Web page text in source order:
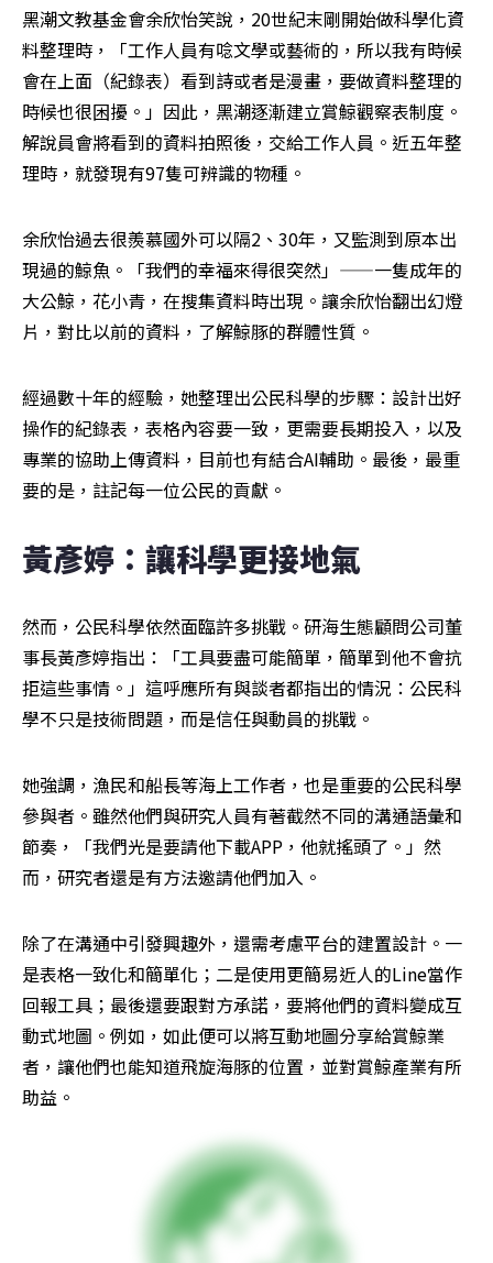
黑潮文教基金會余欣怡笑說，20世紀末剛開始做科學化資
料整理時，「工作人員有唸文學或藝術的，所以我有時候
會在上面（紀錄表）看到詩或者是漫畫，要做資料整理的
時候也很困擾。」因此，黑潮逐漸建立賞鯨觀察表制度。
解說員會將看到的資料拍照後，交給工作人員。近五年整
理時，就發現有97隻可辨識的物種。
余欣怡過去很羨慕國外可以隔2、30年，又監測到原本出
現過的鯨魚。「我們的幸福來得很突然」——一隻成年的
大公鯨，花小青，在搜集資料時出現。讓余欣怡翻出幻燈
片，對比以前的資料，了解鯨豚的群體性質。
經過數十年的經驗，她整理出公民科學的步驟：設計出好
操作的紀錄表，表格內容要一致，更需要長期投入，以及
專業的協助上傳資料，目前也有結合AI輔助。最後，最重
要的是，註記每一位公民的貢獻。
黃彥婷：讓科學更接地氣
然而，公民科學依然面臨許多挑戰。研海生態顧問公司董
事長黃彥婷指出：「工具要盡可能簡單，簡單到他不會抗
拒這些事情。」這呼應所有與談者都指出的情況：公民科
學不只是技術問題，而是信任與動員的挑戰。
她強調，漁民和船長等海上工作者，也是重要的公民科學
參與者。雖然他們與研究人員有著截然不同的溝通語彙和
節奏，「我們光是要請他下載APP，他就搖頭了。」然
而，研究者還是有方法邀請他們加入。
除了在溝通中引發興趣外，還需考慮平台的建置設計。一
是表格一致化和簡單化；二是使用更簡易近人的Line當作
回報工具；最後還要跟對方承諾，要將他們的資料變成互
動式地圖。例如，如此便可以將互動地圖分享給賞鯨業
者，讓他們也能知道飛旋海豚的位置，並對賞鯨產業有所
助益。